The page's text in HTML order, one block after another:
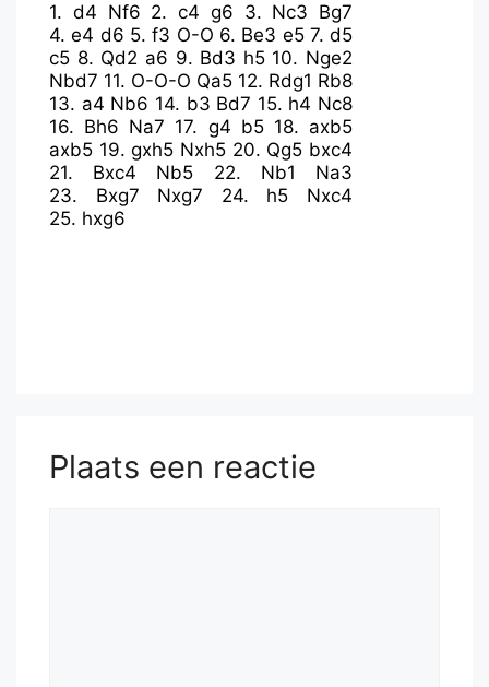
1. d4 Nf6 2. c4 g6 3. Nc3 Bg7
4.e4 d6 5.f3 O-O 6. Be3 e5 7.d5
c5 8. Qd2 a6 9. Bd3 h5 10. Nge2
Nbd7 11. O-O-O Qa5 12. Rdg1 Rb8
13. a4 Nb6 14. b3 Bd7 15. h4 Nc8
16. Bh6 Na7 17. g4 b5 18. axb5
axb5 19.gxh5 Nxh5 20. Qg5 bxc4
21. Bxc4 Nb5 22. Nb1
Na3
23. Bxg7 Nxg7 24. h5
Nxc4
25. hxg6
Plaats een reactie